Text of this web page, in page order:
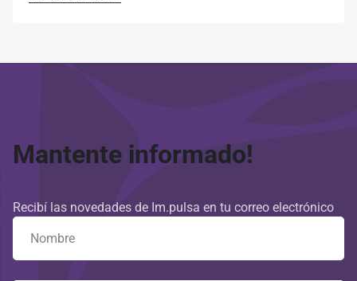
Mantente informado!
Recibí las novedades de Im.pulsa en tu correo electrónico